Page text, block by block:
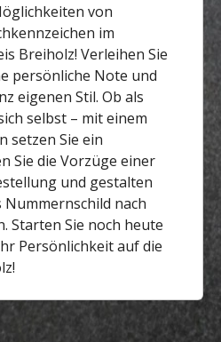
von
im
Breiholz! Verleihen Sie
persönliche Note und
eigenen Stil. Ob als
selbst – mit einem
setzen Sie ein
Sie die Vorzüge einer
und gestalten
nach
Starten Sie noch heute
Persönlichkeit auf die